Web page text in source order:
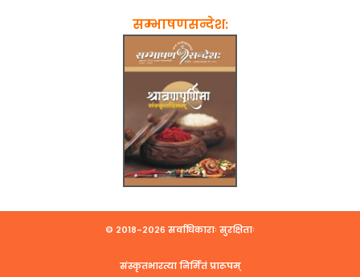
सम्भाषणसन्देश:
© २०१८-२०२६ सर्वाधिकाराः सुरक्षिताः
संस्कृतभारत्या निर्मितं प्रारूपम्